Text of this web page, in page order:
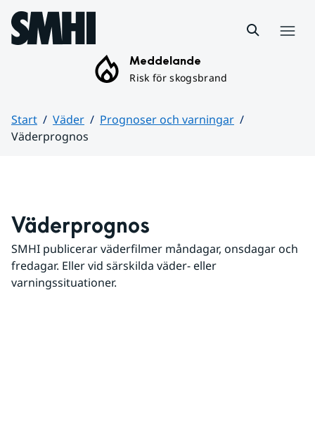
Hoppa till sidans innehåll
Meddelande
Risk för skogsbrand
Start Väder
Prognoser och varningar
Väderprognos
Väderprognos
SMHI publicerar väderfilmer måndagar, onsdagar och
fredagar. Eller vid särskilda väder- eller
varningssituationer.